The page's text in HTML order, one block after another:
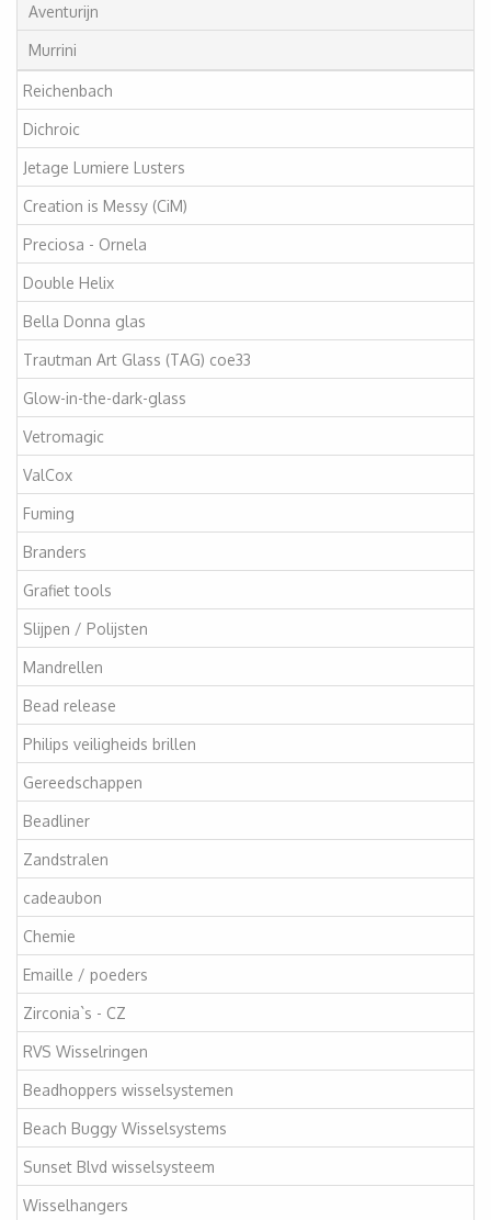
Aventurijn
Murrini
Reichenbach
Dichroic
Jetage Lumiere Lusters
Creation is Messy (CiM)
Preciosa - Ornela
Double Helix
Bella Donna glas
Trautman Art Glass (TAG) coe33
Glow-in-the-dark-glass
Vetromagic
ValCox
Fuming
Branders
Grafiet tools
Slijpen / Polijsten
Mandrellen
Bead release
Philips veiligheids brillen
Gereedschappen
Beadliner
Zandstralen
cadeaubon
Chemie
Emaille / poeders
Zirconia`s - CZ
RVS Wisselringen
Beadhoppers wisselsystemen
Beach Buggy Wisselsystems
Sunset Blvd wisselsysteem
Wisselhangers